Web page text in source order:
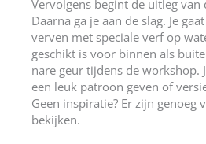
Vervolgens begint de uitleg van
Daarna ga je aan de slag. Je
verven met speciale verf op
geschikt is voor binnen als
nare geur tijdens de workshop.
een leuk patroon geven of
Geen inspiratie? Er zijn genoeg
bekijken.